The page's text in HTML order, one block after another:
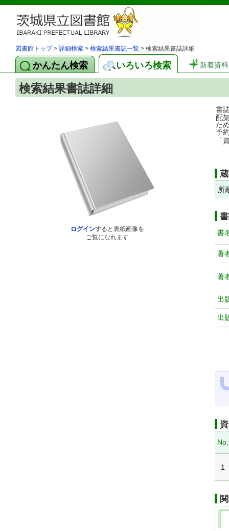
図書館トップ> 詳細検索 > 検索結果書誌一覧 > 検索結果書誌詳細
かんたん検索 いろいろ検索 新着資料
検索結果書誌詳細
ログインすると表紙画像を
ご覧になれます
書
配
た
予
「
所
書
著
著
出
出
No.
1